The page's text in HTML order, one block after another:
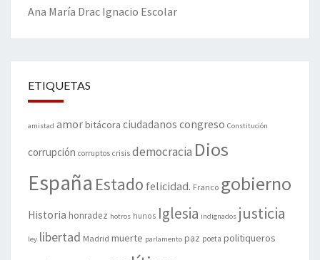
Ana María Drac Ignacio Escolar
ETIQUETAS
amistad amorbitácora ciudadanos congreso Constitución
corrupción corruptos crisis democracia Dios
España Estado felicidad. Franco gobierno
Historia honradez hotros hunos Iglesia indignados justicia
ley libertad Madrid muerte parlamento paz poeta politiqueros